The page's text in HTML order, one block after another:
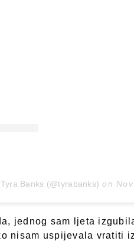
Banks (@tyrabanks) on
jednog sam ljeta
nisam uspijevala vratiti